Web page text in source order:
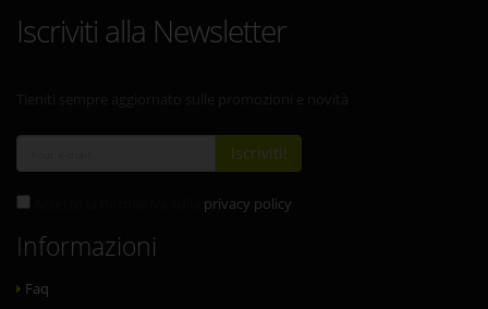
Iscriviti alla Newsletter
Iscriviti!
privacy policy
Informazioni
Faq